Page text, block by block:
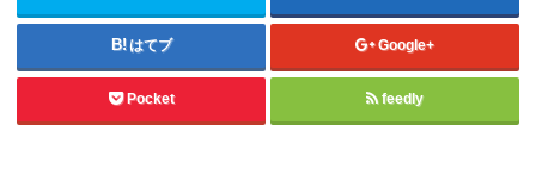
はてブ Google+
Pocket feedly